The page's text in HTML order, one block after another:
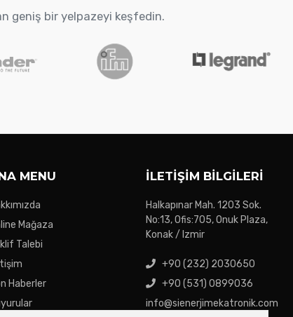
geniş bir yelpazeyi keşfedin.
MENU
Mağaza
Talebi
Haberler
İLETIŞIM BILGILERI
Halkapınar Mah. 1203 Sok.
No:13, Ofis:705, Onuk Plaza,
Konak / Izmir
+90 (232) 2030650
+90 (531) 0899036
info@sienerjimekatronik.com